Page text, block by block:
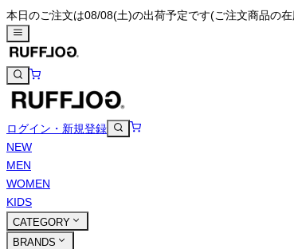
本日のご注文は08/08(土)の出荷予定です(ご注文商品の
ログイン・新規登録
NEW
MEN
WOMEN
KIDS
CATEGORY
BRANDS